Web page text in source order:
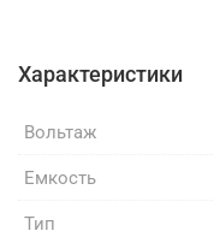
Характеристики
Вольтаж
Емкость
Тип